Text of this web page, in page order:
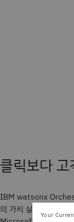
클릭보다
IBM watsonx
의 가치 실현 시간을
Your